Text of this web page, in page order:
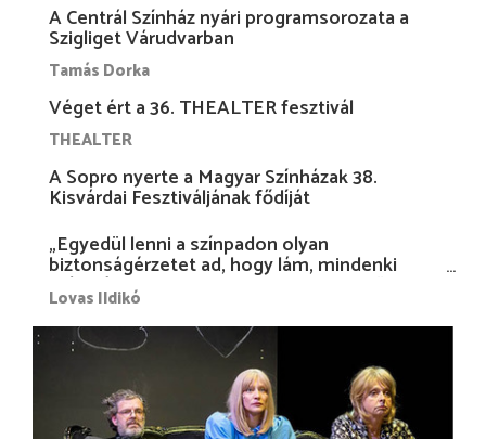
A Centrál Színház nyári programsorozata a
Szigliget Várudvarban
Tamás Dorka
Véget ért a 36. THEALTER fesztivál
THEALTER
A Sopro nyerte a Magyar Színházak 38.
Kisvárdai Fesztiváljának fődíját
„Egyedül lenni a színpadon olyan
biztonságérzetet ad, hogy lám, mindenki
más nélkül is megvagyok magammal…”
Lovas Ildikó